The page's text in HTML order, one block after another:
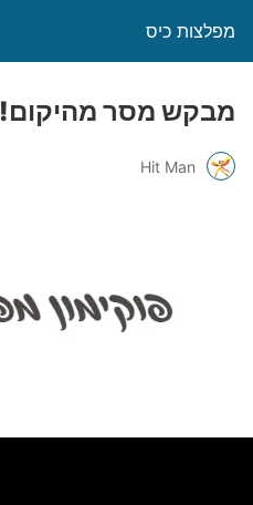
מפלצות כיס
מבקש מסר מהיקום!
Hit Man